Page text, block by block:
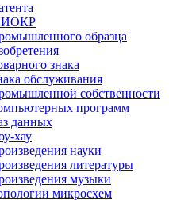
образца
знака
обслуживания
собственности
программ
данных
хау
науки
литературы
музыки
микросхем